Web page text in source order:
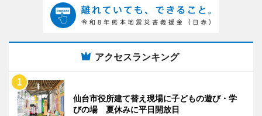
アクセスランキング
仙台市役所建て替え現場に子どもの遊び・学
びの場 夏休みに平日開放日